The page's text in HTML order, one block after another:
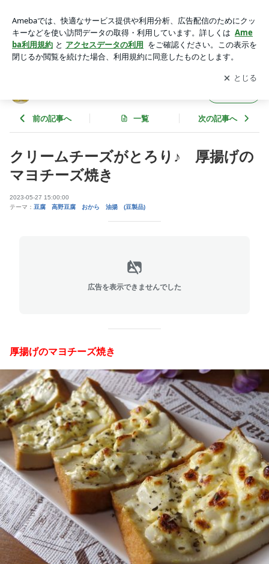
のあてレシピアプリをダウンロードして ブログの更新通知
を受け取りまし
ょう。
開く
前の記事へ 一覧 次の記事へ
クリームチーズがとろり♪ 厚揚げの
マヨチーズ焼き
2023-05-27 15:00:00
テーマ： 豆腐 高野豆腐 おから 油揚 (豆製品)
広告を表示できませんでした
厚揚げのマヨチーズ焼き